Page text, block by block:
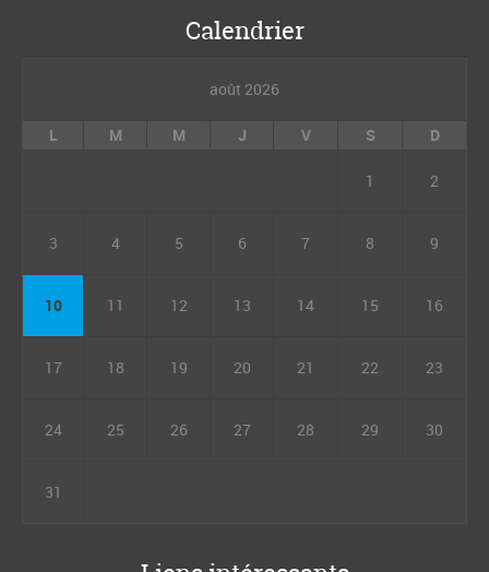
Calendrier
août 2026
L M M J V S D
1 2
3 4 5 6 7 8 9
10 11 12 13 14 15 16
17 18 19 20 21 22 23
24 25 26 27 28 29 30
31